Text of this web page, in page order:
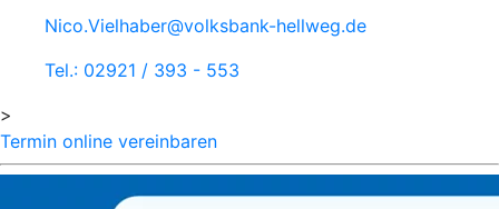
Nico.Vielhaber@volksbank-hellweg.de
Tel.: 02921 / 393 - 553
>
Termin online vereinbaren